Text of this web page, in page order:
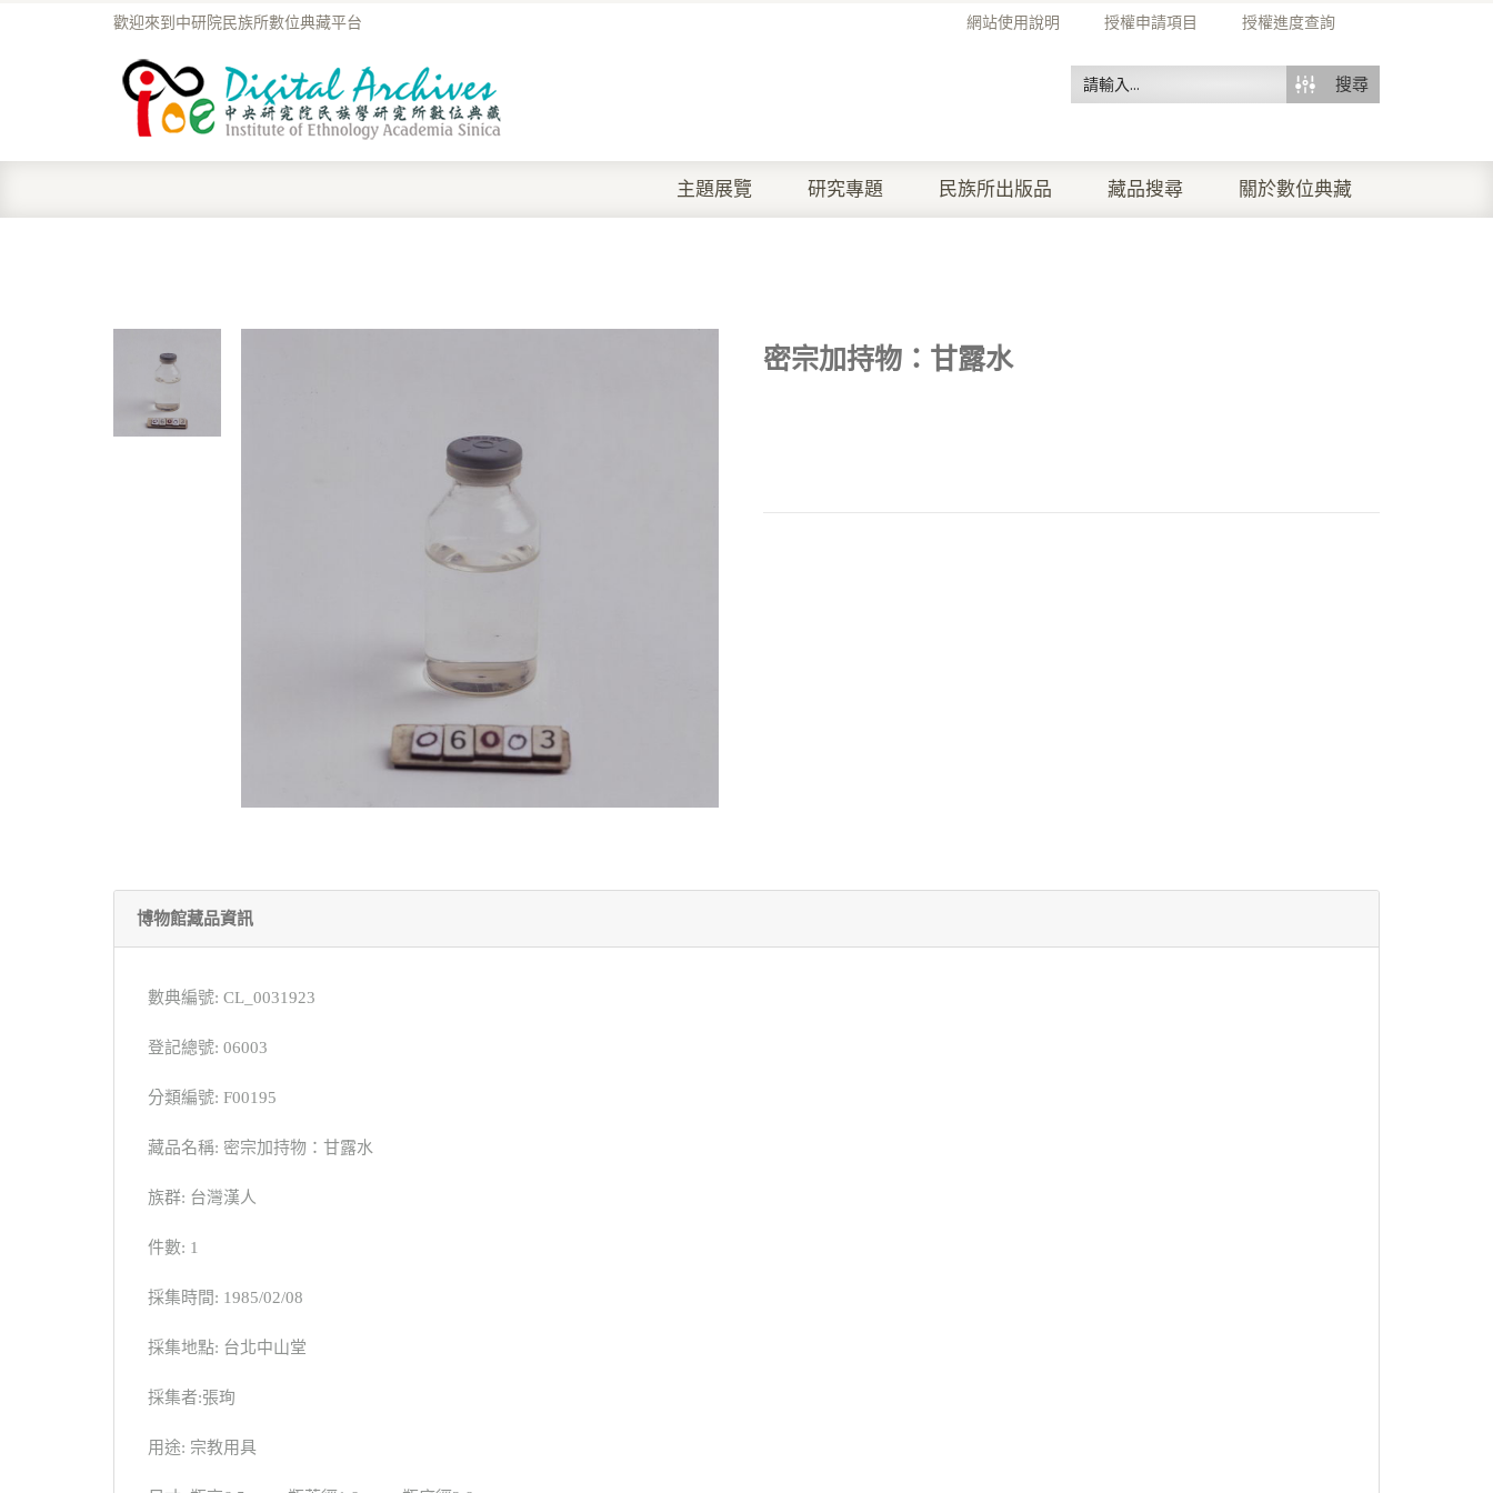
網站使用說明 授權申請項目 授權進度查詢
歡迎來到中研院民族所數位典藏平台
搜尋
主題展覽 研究專題 民族所出版品 藏品搜尋 關於數位典藏
密宗加持物：甘露水
博物館藏品資訊
數典編號: CL_0031923
登記總號: 06003
分類編號: F00195
藏品名稱: 密宗加持物：甘露水
族群: 台灣漢人
件數: 1
採集時間: 1985/02/08
採集地點: 台北中山堂
採集者:張珣
用途: 宗教用具